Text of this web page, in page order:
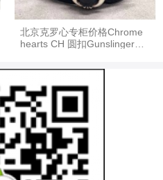
北京克罗心专柜价格Chrome
hearts CH 圆扣Gunslinger新